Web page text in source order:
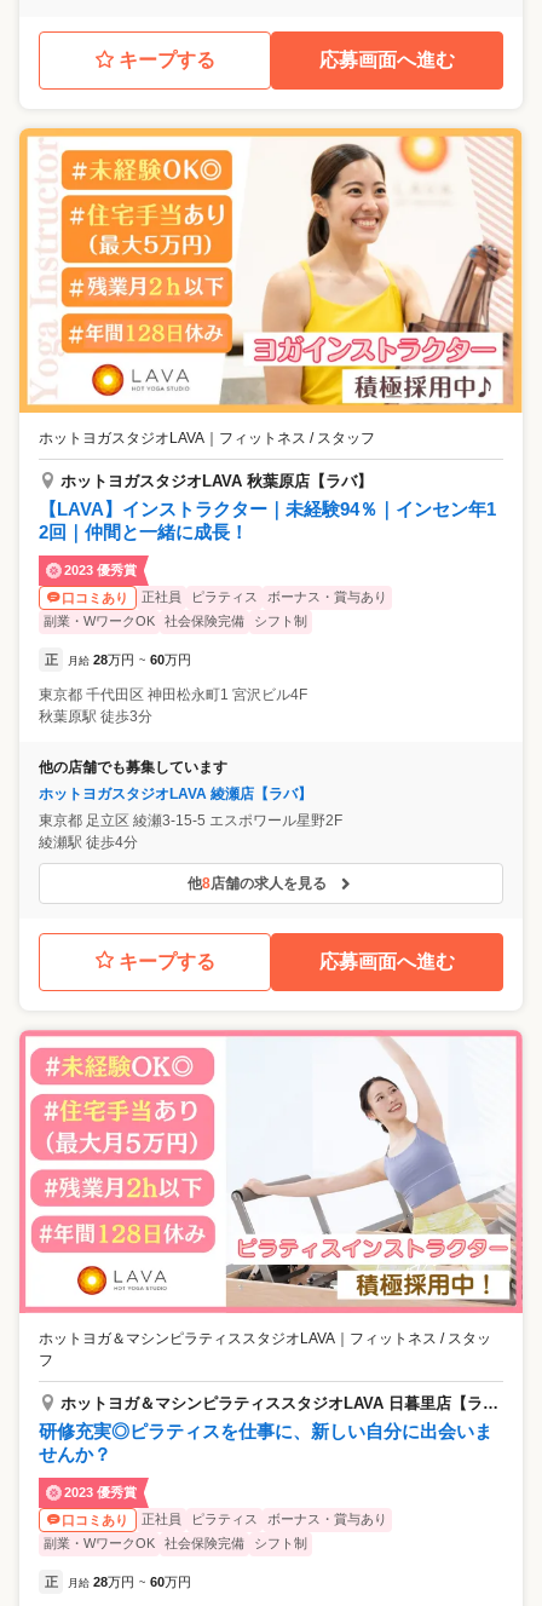
キープする 応募画面へ進む
ホットヨガスタジオLAVA ｜ フィットネス / スタッフ
ホットヨガスタジオLAVA 秋葉原店【ラバ】
【LAVA】インストラクター｜未経験94％｜インセン年1
2回｜仲間と一緒に成長！
2023 優秀賞
口コミあり
正社員 ピラティス
ボーナス・賞与あり
副業・WワークOK
社会保険完備 シフト制
正 月給 28万円 ~ 60万円
東京都 千代田区 神田松永町1 宮沢ビル4F
秋葉原駅 徒歩3分
他の店舗でも募集しています
ホットヨガスタジオLAVA 綾瀬店【ラバ】
東京都 足立区 綾瀬3-15-5 エスポワール星野2F
綾瀬駅 徒歩4分
他8店舗の求人を見る
キープする 応募画面へ進む
ホットヨガ＆マシンピラティススタジオLAVA ｜ フィットネス / スタッ
フ
ホットヨガ＆マシンピラティススタジオLAVA 日暮里店【ラバ】
研修充実◎ピラティスを仕事に、新しい自分に出会いま
せんか？
2023 優秀賞
口コミあり
正社員 ピラティス
ボーナス・賞与あり
副業・WワークOK
社会保険完備 シフト制
正 月給 28万円 ~ 60万円